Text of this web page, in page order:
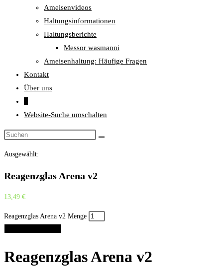
Ameisenvideos
Haltungsinformationen
Haltungsberichte
Messor wasmanni
Ameisenhaltung: Häufige Fragen
Kontakt
Über uns
Website-Suche umschalten
Ausgewählt:
Reagenzglas Arena v2
13,49 €
Reagenzglas Arena v2 Menge
Reagenzglas Arena v2